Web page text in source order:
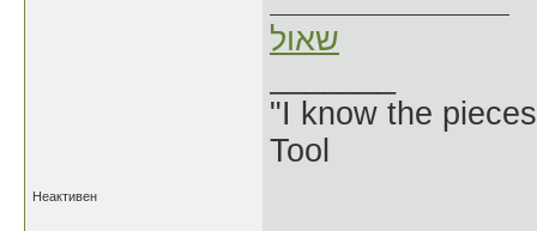
שאול
"I know the
Tool
Неактивен